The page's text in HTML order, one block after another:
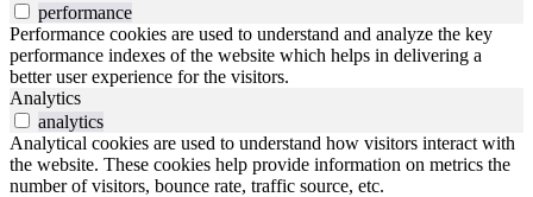
performance
Performance cookies are used to understand and analyze the key
performance indexes of the website which helps in delivering a
better user experience for the visitors.
Analytics
analytics
Analytical cookies are used to understand how visitors interact with
the website. These cookies help provide information on metrics the
number of visitors, bounce rate, traffic source, etc.